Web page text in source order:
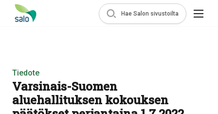
Hae Salon sivustoilta
Tiedote
Varsinais-Suomen
aluehallituksen kokouksen